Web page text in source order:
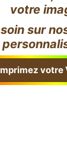
votre
sur
votre